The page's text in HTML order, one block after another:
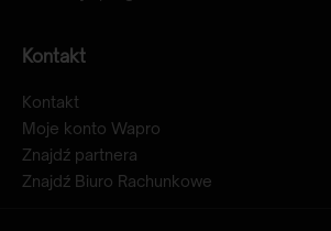
Kontakt
Kontakt
Moje konto Wapro
Znajdź partnera
Znajdź Biuro Rachunkowe